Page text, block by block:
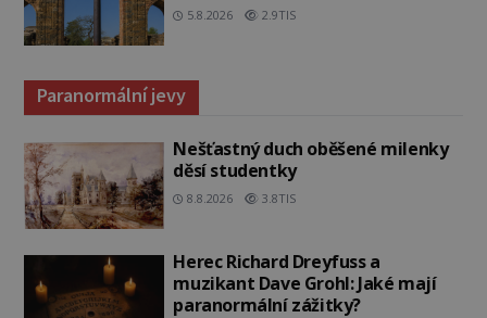
5.8.2026 2.9TIS
Paranormální jevy
Nešťastný duch oběšené milenky
děsí studentky
8.8.2026 3.8TIS
Herec Richard Dreyfuss a
muzikant Dave Grohl: Jaké mají
paranormální zážitky?